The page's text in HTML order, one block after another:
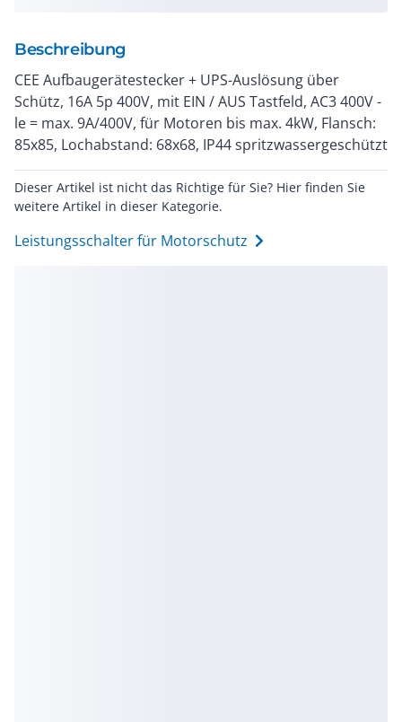
Beschreibung
CEE Aufbaugerätestecker + UPS-Auslösung über
Schütz, 16A 5p 400V, mit EIN / AUS Tastfeld, AC3 400V -
le = max. 9A/400V, für Motoren bis max. 4kW, Flansch:
85x85, Lochabstand: 68x68, IP44 spritzwassergeschützt
Dieser Artikel ist nicht das Richtige für Sie? Hier finden Sie
weitere Artikel in dieser Kategorie.
Leistungsschalter für Motorschutz